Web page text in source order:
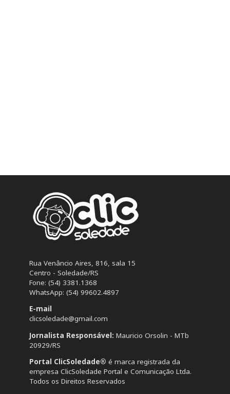
Rua Venâncio Aires, 816, sala 15
Centro - Soledade/RS
Fone: (54) 3381.1368
WhatsApp: (54) 99602.4897
E-mail
clicsoledade@gmail.com
Jornalista Responsável: Mauricio Orsolin - MTb
20929/RS
Portal ClicSoledade® é marca registrada da
empresa ClicSoledade Portal e Comunicação Ltda.
Todos os Direitos Reservados